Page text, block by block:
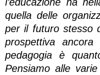
quella delle
per il futuro stesso
prospettiva
pedagogia è
Pensiamo alle